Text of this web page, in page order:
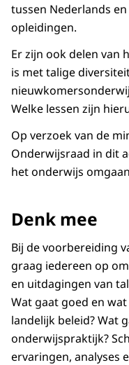
tussen Nederlands
opleidingen.
Er zijn ook delen van
is met talige
Welke lessen zijn
Op verzoek van de
Onderwijsraad in dit
het onderwijs
Denk mee
Bij de voorbereiding
graag iedereen op
en uitdagingen van
Wat gaat goed en
landelijk beleid? Wat
onderwijspraktijk?
ervaringen, analyses